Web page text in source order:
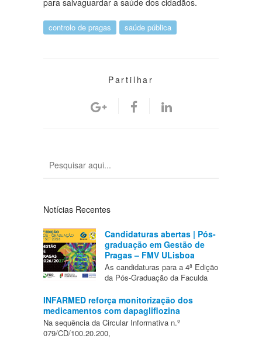
controlo de pragas saúde pública
Partilhar
Notícias Recentes
Candidaturas abertas | Pós-
graduação em Gestão de
Pragas – FMV ULisboa
As candidaturas para a 4ª Edição
da Pós-Graduação da Faculda
INFARMED reforça monitorização dos
medicamentos com dapagliflozina
Na sequência da Circular Informativa n.º
079/CD/100.20.200,